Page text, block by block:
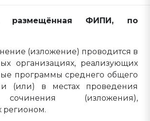
размещённая ФИПИ, по
(изложение) проводится в
организациях, реализующих
программы среднего общего
и (или) в местах проведения
сочинения (изложения),
регионом.